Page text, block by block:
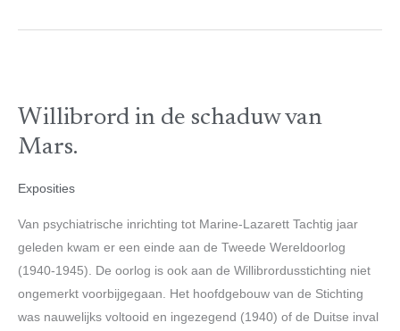
Willibrord in de schaduw van
Mars.
Exposities
Van psychiatrische inrichting tot Marine-Lazarett Tachtig jaar
geleden kwam er een einde aan de Tweede Wereldoorlog
(1940-1945). De oorlog is ook aan de Willibrordusstichting niet
ongemerkt voorbijgegaan. Het hoofdgebouw van de Stichting
was nauwelijks voltooid en ingezegend (1940) of de Duitse inval
de
schaduw
Mars.